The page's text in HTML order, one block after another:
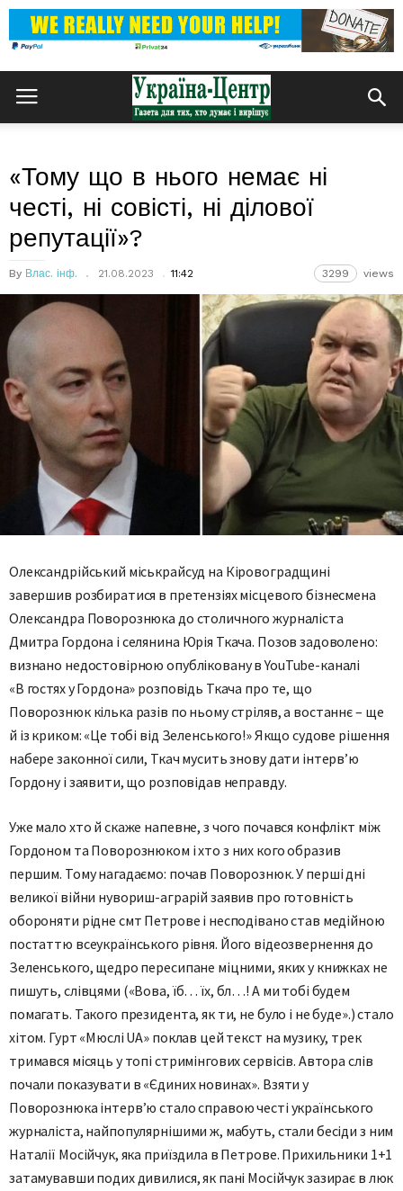
«Тому що в нього немає ні
честі, ні совісті, ні ділової
репутації»?
By Влас. інф. 21.08.2023 11:42 3299 views
Олександрійський міськрайсуд на Кіровоградщині
завершив розбиратися в претензіях місцевого бізнесмена
Олександра Поворознюка до столичного журналіста
Дмитра Гордона і селянина Юрія Ткача. Позов задоволено:
визнано недостовірною опубліковану в YouTube-каналі
«В гостях у Гордона» розповідь Ткача про те, що
Поворознюк кілька разів по ньому стріляв, а востаннє – ще
й із криком: «Це тобі від Зеленського!» Якщо судове рішення
набере законної сили, Ткач мусить знову дати інтерв’ю
Гордону і заявити, що розповідав неправду.
Уже мало хто й скаже напевне, з чого почався конфлікт між
Гордоном та Поворознюком і хто з них кого образив
першим. Тому нагадаємо: почав Поворознюк. У перші дні
великої війни нувориш-аграрій заявив про готовність
обороняти рідне смт Петрове і несподівано став медійною
постаттю всеукраїнського рівня. Його відеозвернення до
Зеленського, щедро пересипане міцними, яких у книжках не
пишуть, слівцями («Вова, їб… їх, бл…! А ми тобі будем
помагать. Такого президента, як ти, не було і не буде».) стало
хітом. Гурт «Мюслі UA» поклав цей текст на музику, трек
тримався місяць у топі стримінгових сервісів. Автора слів
почали показувати в «Єдиних новинах». Взяти у
Поворознюка інтерв’ю стало cправою честі українського
журналіста, найпопулярнішими ж, мабуть, стали бесіди з ним
Наталії Мосійчук, яка приїздила в Петрове. Прихильники 1+1
затамувавши подих дивилися, як пані Мосійчук зазирає в люк